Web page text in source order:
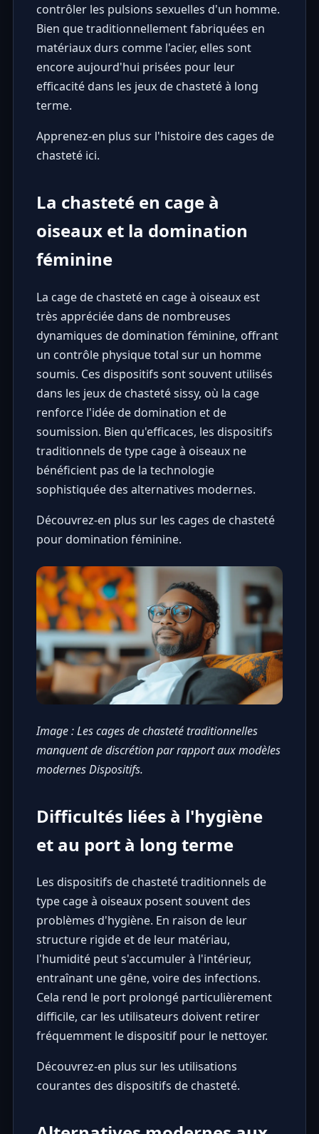
contrôler les pulsions sexuelles d'un homme.
Bien que traditionnellement fabriquées en
matériaux durs comme l'acier, elles sont
encore aujourd'hui prisées pour leur
efficacité dans les jeux de chasteté à long
terme.
Apprenez-en plus sur l'histoire des cages de
chasteté ici.
La chasteté en cage à
oiseaux et la domination
féminine
La cage de chasteté en cage à oiseaux est
très appréciée dans de nombreuses
dynamiques de domination féminine, offrant
un contrôle physique total sur un homme
soumis. Ces dispositifs sont souvent utilisés
dans les jeux de chasteté sissy, où la cage
renforce l'idée de domination et de
soumission. Bien qu'efficaces, les dispositifs
traditionnels de type cage à oiseaux ne
bénéficient pas de la technologie
sophistiquée des alternatives modernes.
Découvrez-en plus sur les cages de chasteté
pour domination féminine.
Image : Les cages de chasteté traditionnelles
manquent de discrétion par rapport aux modèles
modernes Dispositifs.
Difficultés liées à l'hygiène
et au port à long terme
Les dispositifs de chasteté traditionnels de
type cage à oiseaux posent souvent des
problèmes d'hygiène. En raison de leur
structure rigide et de leur matériau,
l'humidité peut s'accumuler à l'intérieur,
entraînant une gêne, voire des infections.
Cela rend le port prolongé particulièrement
difficile, car les utilisateurs doivent retirer
fréquemment le dispositif pour le nettoyer.
Découvrez-en plus sur les utilisations
courantes des dispositifs de chasteté.